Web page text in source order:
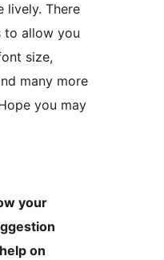
lively. There
to allow you
size,
many more
you may
your
on